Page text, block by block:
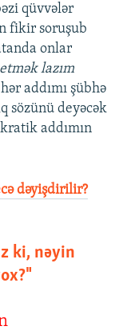
qüvvələr
fikir soruşub
onlar
etmək lazım
addımı şübhə
sözünü deyəcək
addımın
dəyişdirilir?
ki, nəyin